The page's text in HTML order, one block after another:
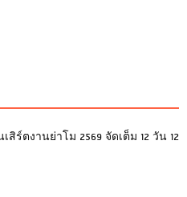
สิร์ตงานย่าโม 2569 จัดเต็ม 12 วัน 12